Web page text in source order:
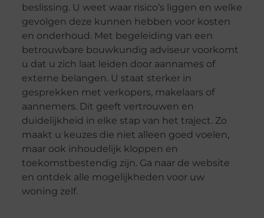
beslissing. U weet waar risico’s liggen en welke
gevolgen deze kunnen hebben voor kosten
en onderhoud. Met begeleiding van een
betrouwbare bouwkundig adviseur voorkomt
u dat u zich laat leiden door aannames of
externe belangen. U staat sterker in
gesprekken met verkopers, makelaars of
aannemers. Dit geeft vertrouwen en
duidelijkheid in elke stap van het traject. Zo
maakt u keuzes die niet alleen goed voelen,
maar ook inhoudelijk kloppen en
toekomstbestendig zijn. Ga naar de website
en ontdek alle mogelijkheden voor uw
woning zelf.